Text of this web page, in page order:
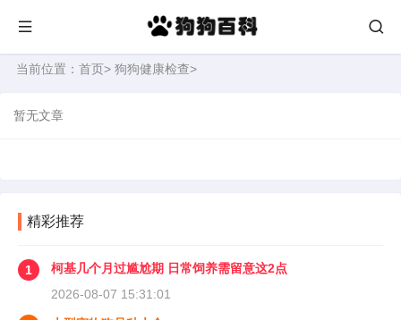
当前位置： 首页> 狗狗健康检查>
暂无文章
精彩推荐
1
柯基几个月过尴尬期 日常饲养需留意这2点
2026-08-07 15:31:01